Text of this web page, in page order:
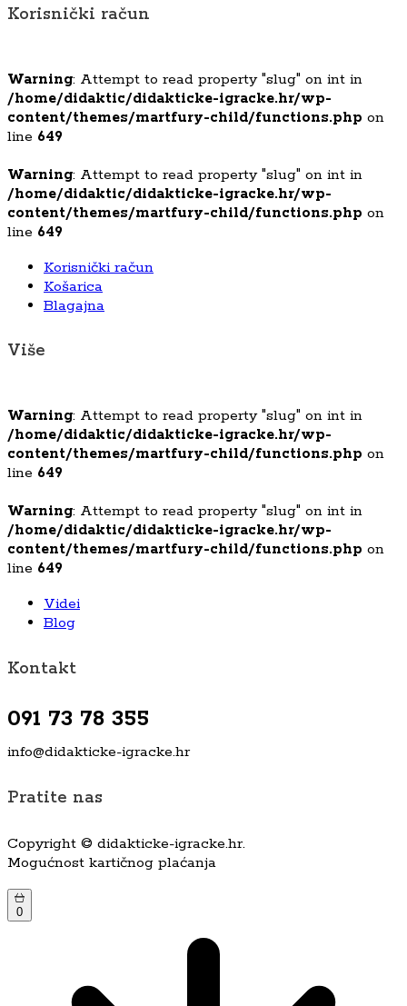
Korisnički račun
Warning: Attempt to read property "slug" on int in
/home/didaktic/didakticke-igracke.hr/wp-
content/themes/martfury-child/functions.php on
line 649
Warning: Attempt to read property "slug" on int in
/home/didaktic/didakticke-igracke.hr/wp-
content/themes/martfury-child/functions.php on
line 649
Korisnički račun
Košarica
Blagajna
Više
Warning: Attempt to read property "slug" on int in
/home/didaktic/didakticke-igracke.hr/wp-
content/themes/martfury-child/functions.php on
line 649
Warning: Attempt to read property "slug" on int in
/home/didaktic/didakticke-igracke.hr/wp-
content/themes/martfury-child/functions.php on
line 649
Videi
Blog
Kontakt
091 73 78 355
info@didakticke-igracke.hr
Pratite nas
Copyright © didakticke-igracke.hr.
Mogućnost kartičnog plaćanja
0